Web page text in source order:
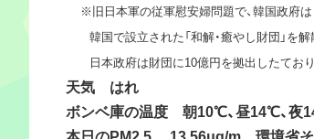
※旧日本軍の従軍慰安婦問題で、韓国政府
韓国で設立された「和解・癒やし財団」を解
日本政府は財団に10億円を拠出したており
天気 はれ
ボンベ庫の温度 朝10℃、昼14℃、夜